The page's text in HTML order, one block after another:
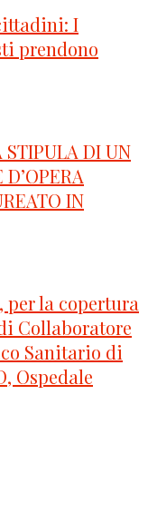
I
prendono
STIPULA DI UN
IN
la copertura
Collaboratore
Sanitario di
Ospedale